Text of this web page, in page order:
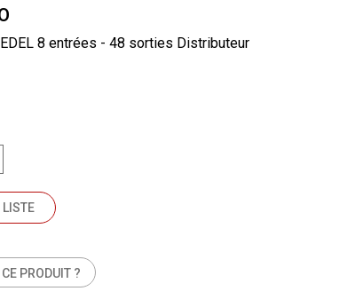
8 entrées - 48 sorties Distributeur
PRODUIT ?